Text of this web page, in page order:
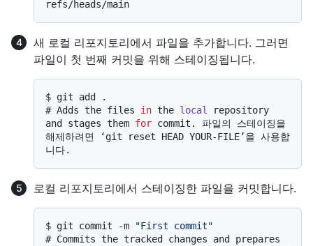
새 로컬 리포지토리에서 파일을 추가합니다. 그러면
파일이 첫 번째 커밋을 위해 스테이징됩니다.
$ git add .
# Adds the files in the local repository
and stages them for commit. 파일의 스테이징을
해제하려면 ‘git reset HEAD YOUR-FILE’을 사용합
니다.
로컬 리포지토리에서 스테이징한 파일을 커밋합니다.
$ git commit -m
"First commit"
# Commits the tracked changes and prepares